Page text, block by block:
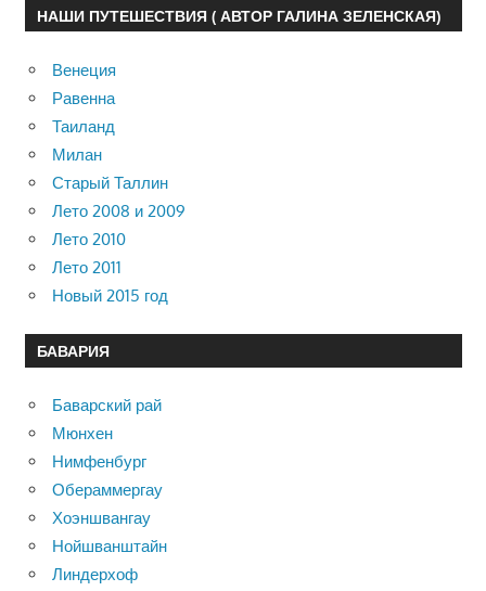
НАШИ ПУТЕШЕСТВИЯ ( АВТОР ГАЛИНА ЗЕЛЕНСКАЯ)
Венеция
Равенна
Таиланд
Милан
Старый Таллин
Лето 2008 и 2009
Лето 2010
Лето 2011
Новый 2015 год
БАВАРИЯ
Баварский рай
Мюнхен
Нимфенбург
Обераммергау
Хоэншвангау
Нойшванштайн
Линдерхоф